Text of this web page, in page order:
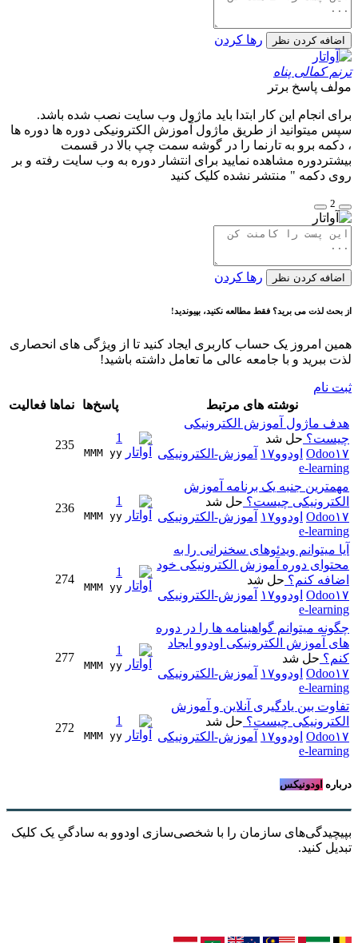
اضافه کردن نظر رها کردن
ترنم کمالی پناه
مولف پاسخ برتر
برای انجام این کار ابتدا باید ماژول وب سایت نصب شده باشد.
سپس میتوانید از طریق ماژول آموزش الکترونیکی دوره ها دوره ها
، دکمه برو به تارنما را در گوشه سمت چپ بالا در قسمت
بیشتردوره مشاهده نمایید برای انتشار دوره به وب سایت رفته و بر
روی دکمه " منتشر نشده کلیک کنید
2
اضافه کردن نظر رها کردن
از بحث لذت می برید؟ فقط مطالعه نکنید، بپیوندید!
همین امروز یک حساب کاربری ایجاد کنید تا از ویژگی های انحصاری
لذت ببرید و با جامعه عالی ما تعامل داشته باشید!
ثبت نام
نوشته های مرتبط
پاسخ‌ها نماها فعالیت
هدف ماژول آموزش الکترونیکی
چیست؟ حل شد
Odoo۱۷ اودوو۱۷
آموزش-الکترونیکی
e-learning
1
MMM yy
235
مهمترین جنبه یک برنامه آموزش
الکترونیکی چیست؟ حل شد
Odoo۱۷ اودوو۱۷
آموزش-الکترونیکی
e-learning
1
MMM yy
236
آیا میتوانم ویدئوهای سخنرانی را به
محتوای دوره آموزش الکترونیکی خود
اضافه کنم؟ حل شد
Odoo۱۷ اودوو۱۷
آموزش-الکترونیکی
e-learning
1
MMM yy
274
چگونه میتوانم گواهینامه ها را در دوره
های آموزش الکترونیکی اودوو ایجاد
کنم؟ حل شد
Odoo۱۷ اودوو۱۷
آموزش-الکترونیکی
e-learning
1
MMM yy
277
تفاوت بین یادگیری آنلاین و آموزش
الکترونیکی چیست؟ حل شد
Odoo۱۷ اودوو۱۷
آموزش-الکترونیکی
e-learning
1
MMM yy
272
درباره اودونیکس
بپیچیدگی‌های سازمان را با شخصی‌سازی اودوو به سادگیِ یک کلیک
تبدیل کنید.